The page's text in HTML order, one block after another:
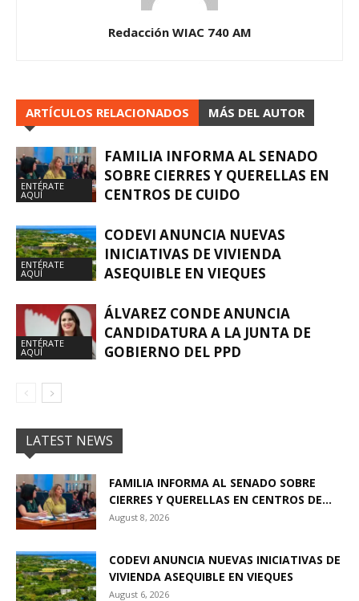
Redacción WIAC 740 AM
ARTÍCULOS RELACIONADOS MÁS DEL AUTOR
ENTÉRATE
AQUÍ
FAMILIA INFORMA AL SENADO
SOBRE CIERRES Y QUERELLAS EN
CENTROS DE CUIDO
ENTÉRATE
AQUÍ
CODEVI ANUNCIA NUEVAS
INICIATIVAS DE VIVIENDA
ASEQUIBLE EN VIEQUES
ENTÉRATE
AQUÍ
ÁLVAREZ CONDE ANUNCIA
CANDIDATURA A LA JUNTA DE
GOBIERNO DEL PPD
LATEST NEWS
FAMILIA INFORMA AL SENADO SOBRE
CIERRES Y QUERELLAS EN CENTROS DE...
August 8, 2026
CODEVI ANUNCIA NUEVAS INICIATIVAS DE
VIVIENDA ASEQUIBLE EN VIEQUES
August 6, 2026